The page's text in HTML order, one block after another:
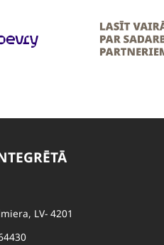
LV- 4201